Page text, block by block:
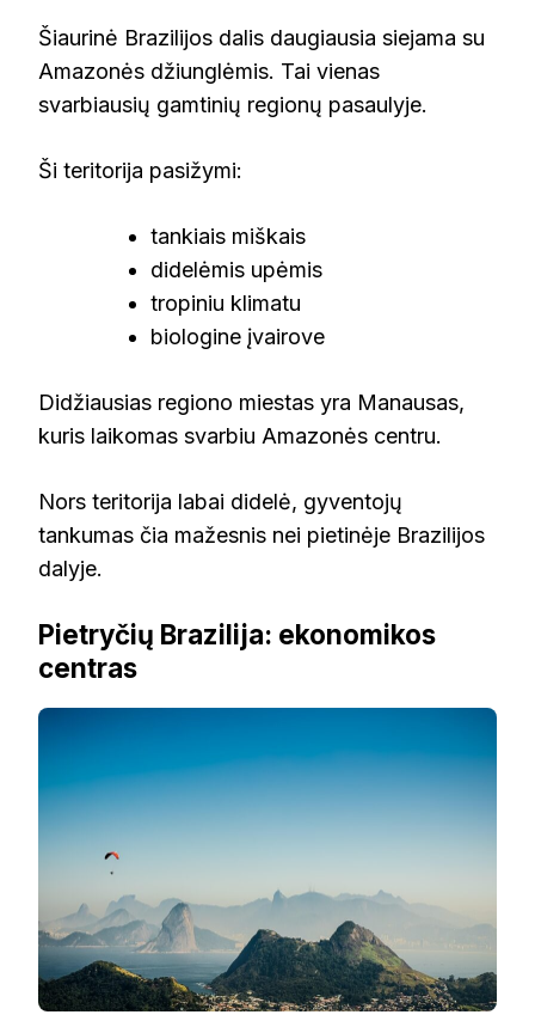
Šiaurinė Brazilijos dalis daugiausia siejama su
Amazonės džiunglėmis. Tai vienas
svarbiausių gamtinių regionų pasaulyje.
Ši teritorija pasižymi:
tankiais miškais
didelėmis upėmis
tropiniu klimatu
biologine įvairove
Didžiausias regiono miestas yra Manausas,
kuris laikomas svarbiu Amazonės centru.
Nors teritorija labai didelė, gyventojų
tankumas čia mažesnis nei pietinėje Brazilijos
dalyje.
Pietryčių Brazilija: ekonomikos
centras